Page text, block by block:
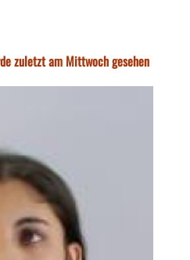
zuletzt am Mittwoch gesehen